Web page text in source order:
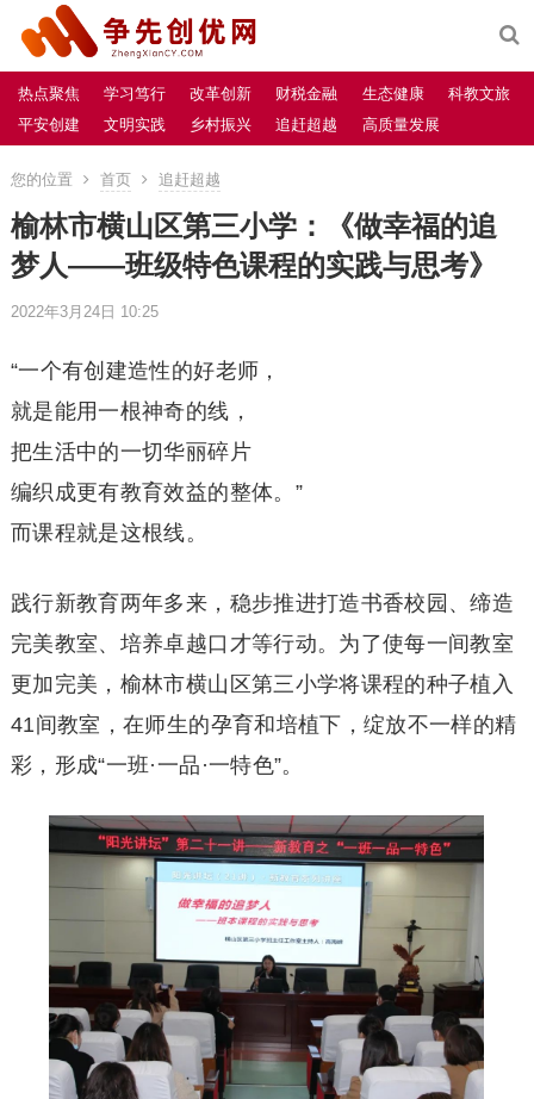
热点聚焦 学习笃行 改革创新 财税金融 生态健康
科教文旅
平安创建
文明实践 乡村振兴 追赶超越 高质量发展
您的位置 首页 追赶超越
榆林市横山区第三小学：《做幸福的追
梦人——班级特色课程的实践与思考》
2022年3月24日 10:25
“一个有创建造性的好老师，
就是能用一根神奇的线，
把生活中的一切华丽碎片
编织成更有教育效益的整体。”
而课程就是这根线。
践行新教育两年多来，稳步推进打造书香校园、缔造
完美教室、培养卓越口才等行动。为了使每一间教室
更加完美，榆林市横山区第三小学将课程的种子植入
41间教室，在师生的孕育和培植下，绽放不一样的精
彩，形成“一班·一品·一特色”。